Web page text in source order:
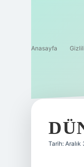
Anasayfa
Tarih: